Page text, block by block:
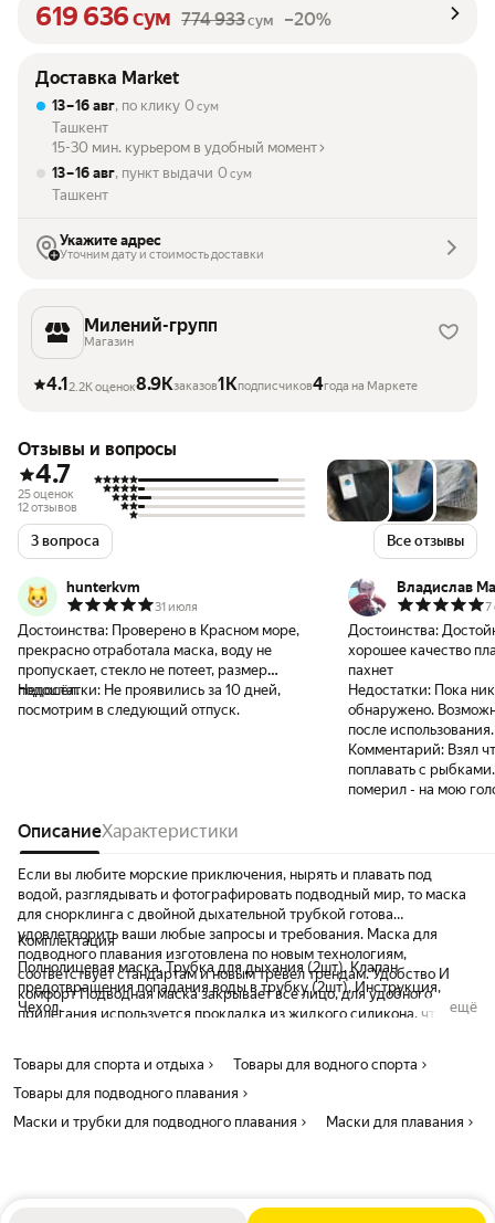
619 636сум 774 933сум –20%
Доставка Market
13 – 16 авг, по клику 0 сум
Ташкент
15-30 мин. курьером в удобный момент
13 – 16 авг, пункт выдачи 0 сум
Ташкент
Укажите адрес
Уточним дату и стоимость доставки
Милений-групп
Магазин
4.12.2K оценок8.9Kзаказов1Kподписчиков4года на Маркете
Отзывы и вопросы
4.7
25 оценок
12 отзывов
3 вопроса Все отзывы
hunterkvm
31 июля
Достоинства: Проверено в Красном море,
прекрасно отработала маска, воду не
пропускает, стекло не потеет, размер
подошёл.
Недостатки: Не проявились за 10 дней,
посмотрим в следующий отпуск.
Владислав
7
Достоинства:
хорошее качество
пахнет
Недостатки: Пока
обнаружено.
после использования.
Комментарий: Взял
поплавать с
померил - на мою
ОписаниеХарактеристики
Если вы любите морские приключения, нырять и плавать под
водой, разглядывать и фотографировать подводный мир, то маска
для снорклинга с двойной дыхательной трубкой готова
удовлетворить ваши любые запросы и требования. Маска для
подводного плавания изготовлена по новым технологиям,
соответствует стандартам и новым тревел трендам. Удобство И
комфорт Подводная маска закрывает все лицо, для удобного
прилегания используется прокладка из жидкого силикона, что дает
которая не запотевает, благодаря новому поколению дыхательных
клапанов. Удобное приспособление для съемки Маска для
подводной съёмки имеет специальное крепление для экшн-
камеры, что позволяет легко осуществлять под водой фото и видео.
качества. С помощью новейшей системы воздушных клапанов
Комплектация
Полнолицевая маска, Трубка для дыхания (2шт), Клапан
предотвращения попадания воды в трубку (2шт), Инструкция,
Чехол.
ещё
Товары для спорта и отдыха
Товары для водного спорта
Товары для подводного плавания
Маски и трубки для подводного плавания
Маски для плавания